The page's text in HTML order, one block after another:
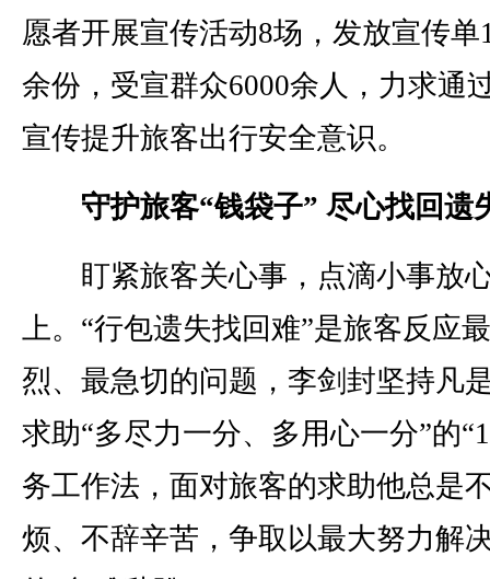
愿者开展宣传活动8场，发放宣传单
余份，受宣群众6000余人，力求通
宣传提升旅客出行安全意识。
守护旅客“钱袋子” 尽心找回遗
盯紧旅客关心事，点滴小事放
上。“行包遗失找回难”是旅客反应
烈、最急切的问题，李剑封坚持凡
求助“多尽力一分、多用心一分”的
务工作法，面对旅客的求助他总是
烦、不辞辛苦，争取以最大努力解